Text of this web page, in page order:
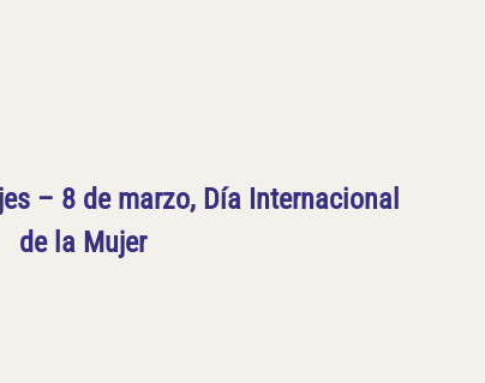
– 8 de marzo, Día Internacional
de la Mujer